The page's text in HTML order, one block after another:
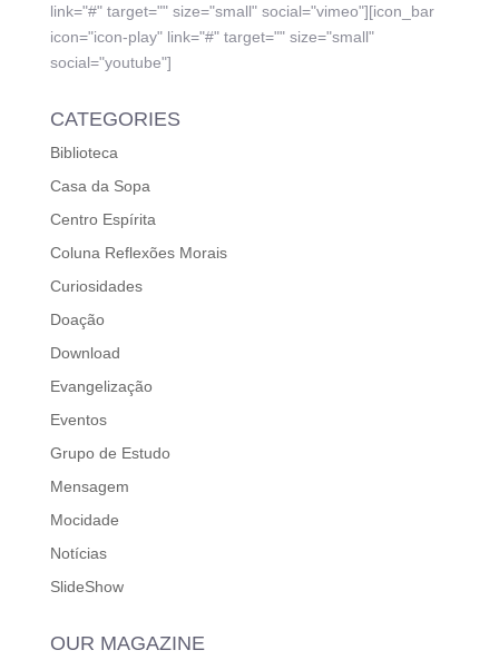
link="#" target="" size="small" social="vimeo"][icon_bar
icon="icon-play" link="#" target="" size="small"
social="youtube"]
CATEGORIES
Biblioteca
Casa da Sopa
Centro Espírita
Coluna Reflexões Morais
Curiosidades
Doação
Download
Evangelização
Eventos
Grupo de Estudo
Mensagem
Mocidade
Notícias
SlideShow
OUR MAGAZINE